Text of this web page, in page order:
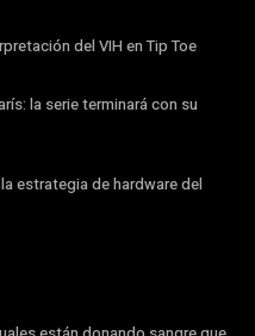
del VIH en Tip Toe
la serie terminará con su
estrategia de hardware del